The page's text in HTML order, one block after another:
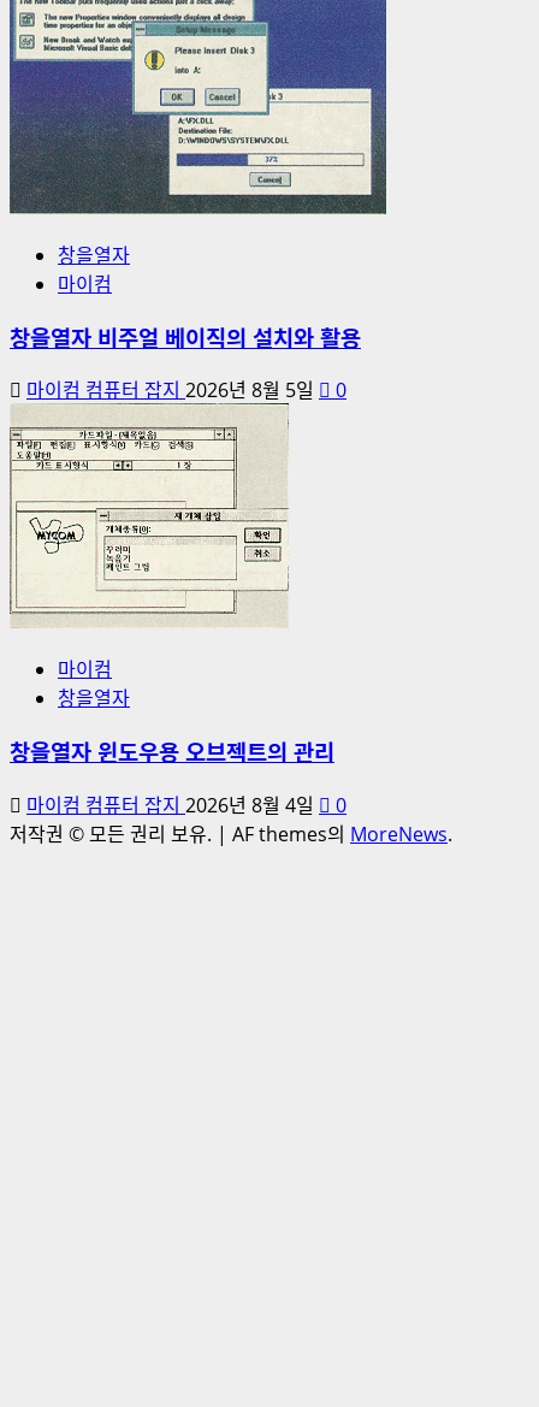
창을열자
마이컴
창을열자 비주얼 베이직의 설치와 활용
마이컴 컴퓨터 잡지 2026년 8월 5일 0
마이컴
창을열자
창을열자 윈도우용 오브젝트의 관리
마이컴 컴퓨터 잡지 2026년 8월 4일
0
저작권 © 모든 권리 보유. | AF themes의 MoreNews.